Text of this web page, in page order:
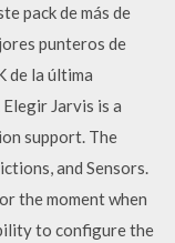
pack de más de
punteros de
de la última
Jarvis is a
support. The
and Sensors.
the moment when
to configure the